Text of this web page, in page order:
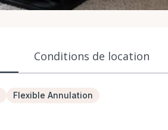
Conditions de location
Flexible Annulation